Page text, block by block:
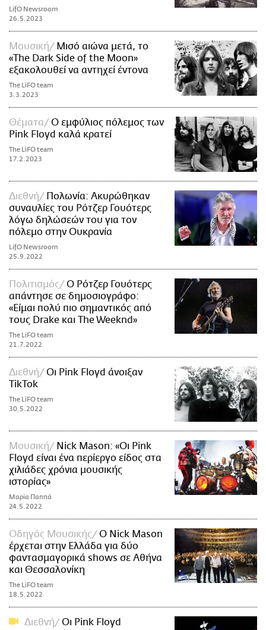
LifO Newsroom
26.5.2023
Μουσική
Μισό αιώνα μετά, το
«The Dark Side of the Moon»
εξακολουθεί να αντηχεί έντονα
The LiFO team
3.3.2023
Θέματα
Ο εμφύλιος πόλεμος των
Pink Floyd καλά κρατεί
The LiFO team
17.2.2023
Διεθνή
Πολωνία: Ακυρώθηκαν
συναυλίες του Ρότζερ Γουότερς
λόγω δηλώσεών του για τον
πόλεμο στην Ουκρανία
LifO Newsroom
25.9.2022
Πολιτισμός
O Ρότζερ Γουότερς
απάντησε σε δημοσιογράφο:
«Είμαι πολύ πιο σημαντικός από
τους Drake και The Weeknd»
The LiFO team
21.7.2022
Διεθνή
Οι Pink Floyd άνοιξαν
TikTok
The LiFO team
30.5.2022
Μουσική
Nick Mason: «Οι Pink
Floyd είναι ένα περίεργο είδος στα
χιλιάδες χρόνια μουσικής
ιστορίας»
Μαρία Παππά
24.5.2022
Οδηγός Μουσικής
O Nick Mason
έρχεται στην Ελλάδα για δύο
φαντασμαγορικά shows σε Αθήνα
και Θεσσαλονίκη
The LiFO team
18.5.2022
Διεθνή
Οι Pink Floyd